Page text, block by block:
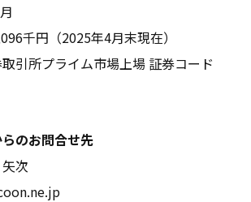
千円（2025年4月末現在）
引所プライム市場上場 証券コード
のお問合せ先
次